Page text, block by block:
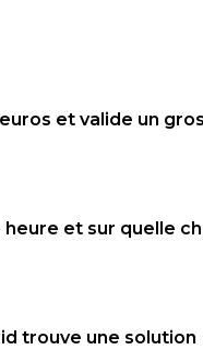
et valide un
heure et sur quelle
trouve une solution